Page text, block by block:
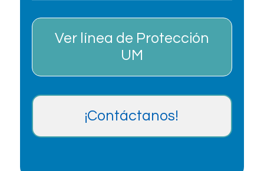
Ver línea de Protección
UM
¡Contáctanos!